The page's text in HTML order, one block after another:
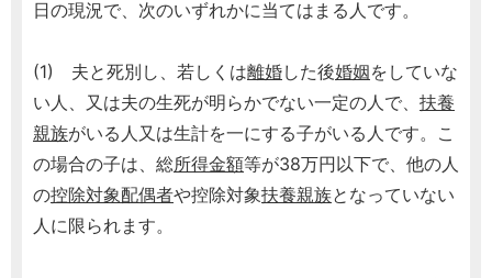
日の現況で、次のいずれかに当てはまる人です。
(1) 夫と死別し、若しくは離婚した後婚姻をしていな
い人、又は夫の生死が明らかでない一定の人で、 扶養
親族がいる人又は生計を一にする子がいる人です。こ
の場合の子は、総所得金額等が38万円以下で、他の人
の控除対象配偶者や控除対象扶養親族となっていない
人に限られます。